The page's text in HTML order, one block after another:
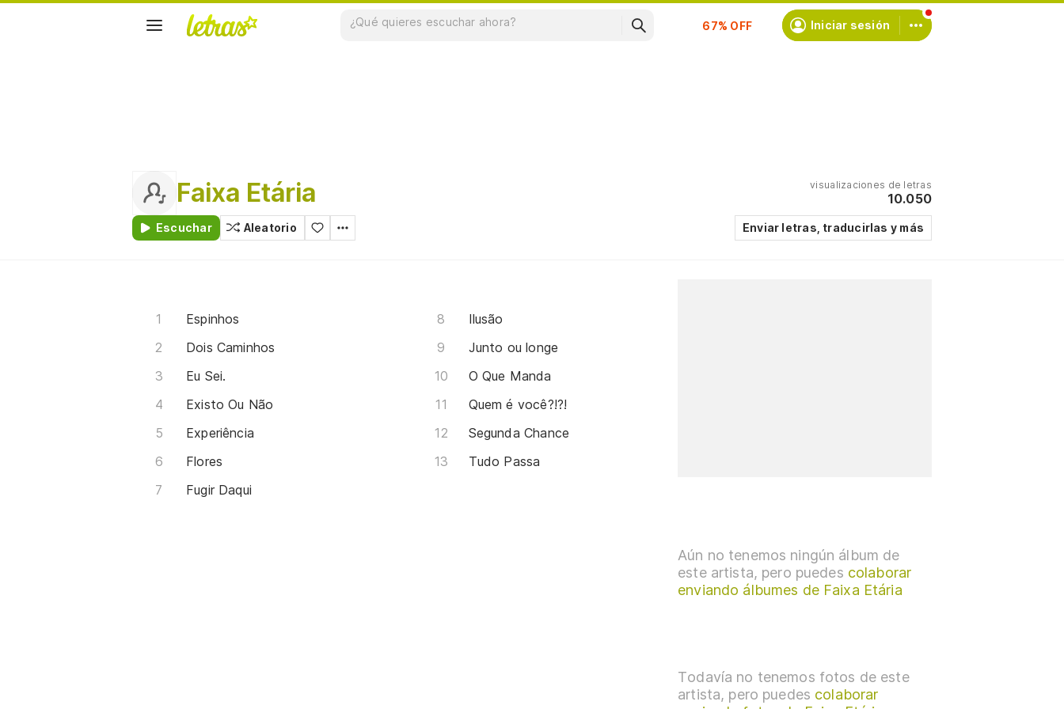
Suscríbete Iniciar sesión
Faixa Etária
Escuchar Aleatorio
visualizaciones de letras
10.050
Enviar letras, traducirlas y más
Espinhos
Dois Caminhos
Eu Sei.
Existo Ou Não
Experiência
Flores
Fugir Daqui
Ilusão
Junto ou longe
O Que Manda
Quem é você?!?!
Segunda Chance
Tudo Passa
Aún no tenemos ningún álbum de
este artista, pero puedes colaborar
enviando álbumes de Faixa Etária
Todavía no tenemos fotos de este
artista, pero puedes colaborar